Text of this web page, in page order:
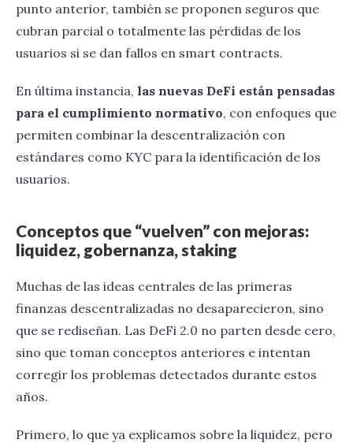
punto anterior, también se proponen seguros que
cubran parcial o totalmente las pérdidas de los
usuarios si se dan fallos en smart contracts.
En última instancia, las nuevas DeFi están pensadas
para el cumplimiento normativo, con enfoques que
permiten combinar la descentralización con
estándares como KYC para la identificación de los
usuarios.
Conceptos que “vuelven” con mejoras:
liquidez, gobernanza, staking
Muchas de las ideas centrales de las primeras
finanzas descentralizadas no desaparecieron, sino
que se rediseñan. Las DeFi 2.0 no parten desde cero,
sino que toman conceptos anteriores e intentan
corregir los problemas detectados durante estos
años.
Primero, lo que ya explicamos sobre la liquidez, pero